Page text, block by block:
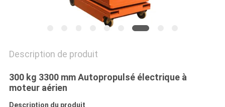
CONFIDENTIALITÉ
Description de produit
300 kg 3300 mm Autopropulsé électrique à
moteur aérien
Description du produit